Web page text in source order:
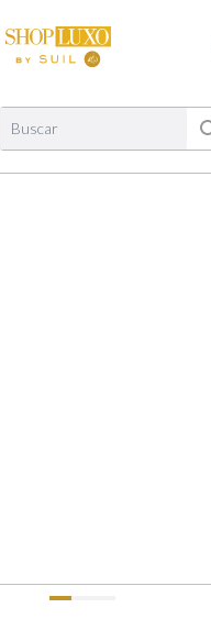
Buscar